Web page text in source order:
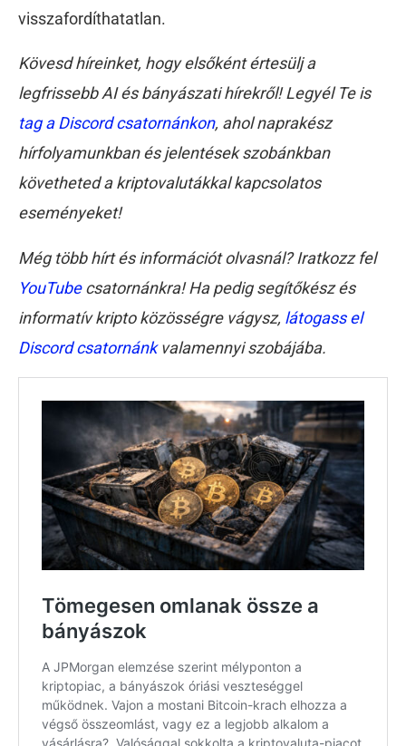
visszafordíthatatlan.
Kövesd híreinket, hogy elsőként értesülj a
legfrissebb AI és bányászati hírekről! Legyél Te is
tag a Discord csatornánkon, ahol naprakész
hírfolyamunkban és jelentések szobánkban
követheted a kriptovalutákkal kapcsolatos
eseményeket!
Még több hírt és információt olvasnál? Iratkozz fel
YouTubecsatornánkra! Ha pedig segítőkész és
informatív kripto közösségre vágysz, látogass el
Discord csatornánkvalamennyi szobájába.